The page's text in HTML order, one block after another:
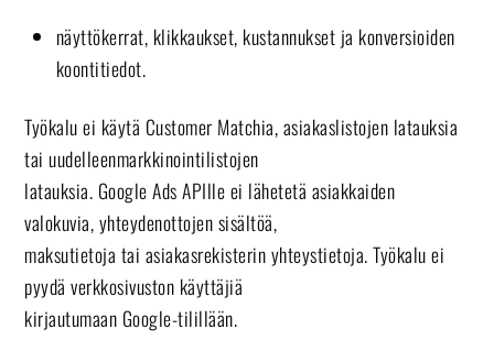
näyttökerrat, klikkaukset, kustannukset ja konversioiden
koontitiedot.
Työkalu ei käytä Customer Matchia, asiakaslistojen latauksia
tai uudelleenmarkkinointilistojen
latauksia. Google Ads APIlle ei lähetetä asiakkaiden
valokuvia, yhteydenottojen sisältöä,
maksutietoja tai asiakasrekisterin yhteystietoja. Työkalu ei
pyydä verkkosivuston käyttäjiä
kirjautumaan Google-tilillään.